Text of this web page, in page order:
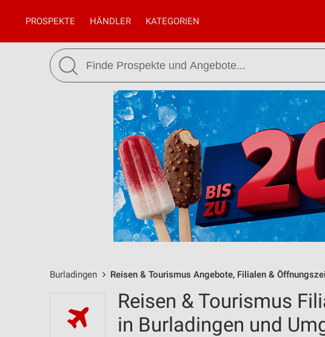
PROSPEKTE HÄNDLER KATEGORIEN
Burladingen Reisen & Tourismus Angebote, Filialen &
Reisen & Tourismus
in Burladingen und